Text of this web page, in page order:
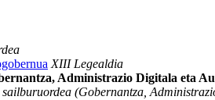
XIII Legealdia
Administrazio Digitala eta
(Gobernantza,